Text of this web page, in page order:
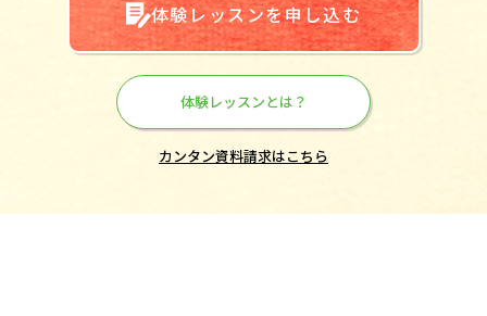
体験レッスンを申し込む
体験レッスンとは？
カンタン資料請求はこちら